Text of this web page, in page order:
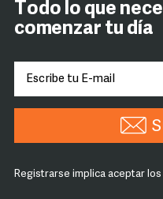
Todo lo que
comenzar tu día
Registrarse implica aceptar los